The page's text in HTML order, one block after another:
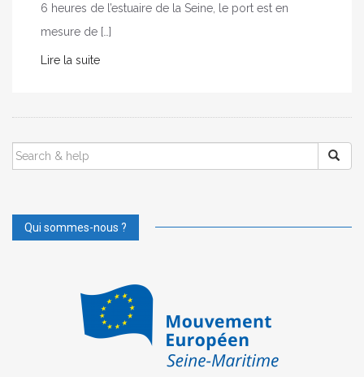
6 heures de l’estuaire de la Seine, le port est en
mesure de […]
Lire la suite
SEARCH
FOR:
Qui sommes-nous ?